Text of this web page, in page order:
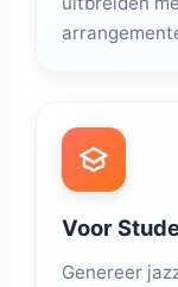
Voor
Genereer